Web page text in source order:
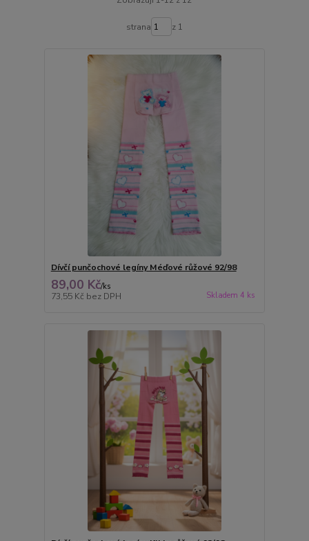
strana z 1
Dívčí punčochové legíny Méďové růžové 92/98
89,00 Kč/ks
73,55 Kč bez DPH Skladem 4 ks